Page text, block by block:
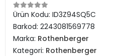
Ürün Kodu: ID3Z94SQ5C
Barkod: 2243081569778
Marka: Rothenberger
Kategori: Rothenberger